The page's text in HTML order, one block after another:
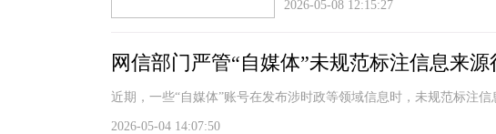
2026-05-08 12:15:27
网信部门严管“自媒体”未规范标注信息来源
近期，一些“自媒体”账号在发布涉时政等领域信息时，未规范标注信
2026-05-04 14:07:50